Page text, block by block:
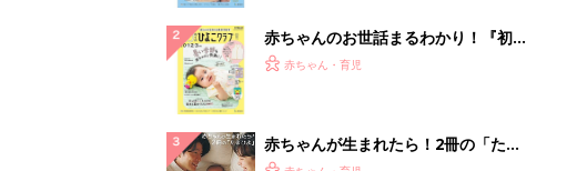
ランキングをもっと見る